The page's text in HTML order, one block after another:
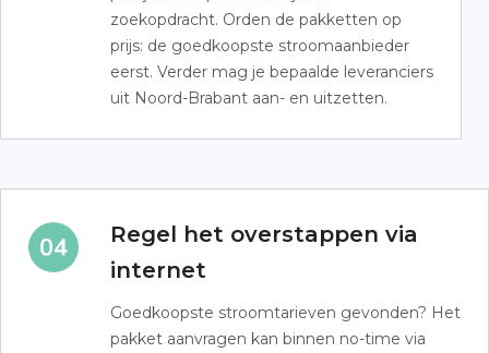
zoekopdracht. Orden de pakketten op
prijs: de goedkoopste stroomaanbieder
eerst. Verder mag je bepaalde leveranciers
uit Noord-Brabant aan- en uitzetten.
Regel het overstappen via
internet
Goedkoopste stroomtarieven gevonden? Het
pakket aanvragen kan binnen no-time via